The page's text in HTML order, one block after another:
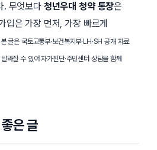
. 무엇보다 청년우대 청약 통장은
입은 가장 먼저, 가장 빠르게
본 글은 국토교통부·보건복지부·LH·SH 공개 자료
라질 수 있어 자가진단·주민센터 상담을 함께
은 글